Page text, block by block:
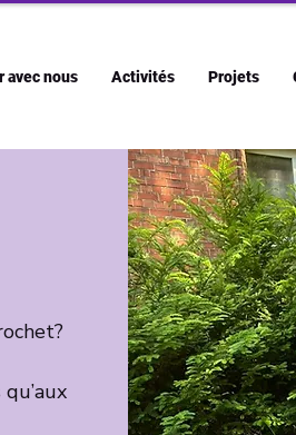
avec nous Activités Projets